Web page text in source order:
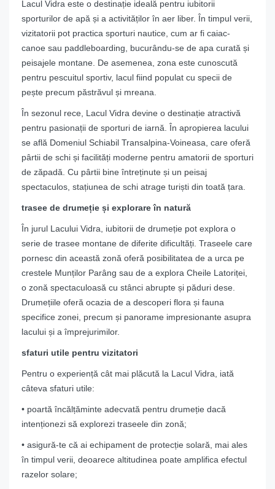
Lacul Vidra este o destinație ideală pentru iubitorii
sporturilor de apă și a activităților în aer liber. În timpul verii,
vizitatorii pot practica sporturi nautice, cum ar fi caiac-
canoe sau paddleboarding, bucurându-se de apa curată și
peisajele montane. De asemenea, zona este cunoscută
pentru pescuitul sportiv, lacul fiind populat cu specii de
pește precum păstrăvul și mreana.
În sezonul rece, Lacul Vidra devine o destinație atractivă
pentru pasionații de sporturi de iarnă. În apropierea lacului
se află Domeniul Schiabil Transalpina-Voineasa, care oferă
pârtii de schi și facilități moderne pentru amatorii de sporturi
de zăpadă. Cu pârtii bine întreținute și un peisaj
spectaculos, stațiunea de schi atrage turiști din toată țara.
trasee de drumeție și explorare în natură
În jurul Lacului Vidra, iubitorii de drumeție pot explora o
serie de trasee montane de diferite dificultăți. Traseele care
pornesc din această zonă oferă posibilitatea de a urca pe
crestele Munților Parâng sau de a explora Cheile Latoriței,
o zonă spectaculoasă cu stânci abrupte și păduri dese.
Drumețiile oferă ocazia de a descoperi flora și fauna
specifice zonei, precum și panorame impresionante asupra
lacului și a împrejurimilor.
sfaturi utile pentru vizitatori
Pentru o experiență cât mai plăcută la Lacul Vidra, iată
câteva sfaturi utile:
• poartă încălțăminte adecvată pentru drumeție dacă
intenționezi să explorezi traseele din zonă;
• asigură-te că ai echipament de protecție solară, mai ales
în timpul verii, deoarece altitudinea poate amplifica efectul
razelor solare;